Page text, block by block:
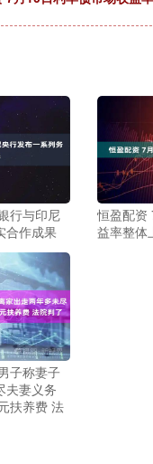
行与印尼
合作成果
恒盈配资
益率整体
子称妻子
夫妻义务
扶养费 法